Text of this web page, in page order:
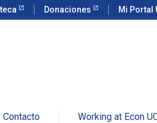
Donaciones Mi Portal
Contacto Working at Econ